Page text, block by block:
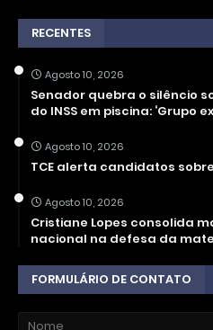
RECENTES
Agosto 10, 2026
Senador quebra o silêncio
do INSS em piscina: ‘Grupo
Agosto 10, 2026
TCE alerta candidatos
Agosto 10, 2026
Cristiane Lopes consolida
nacional na defesa da
FORMULÁRIO DE CONTATO